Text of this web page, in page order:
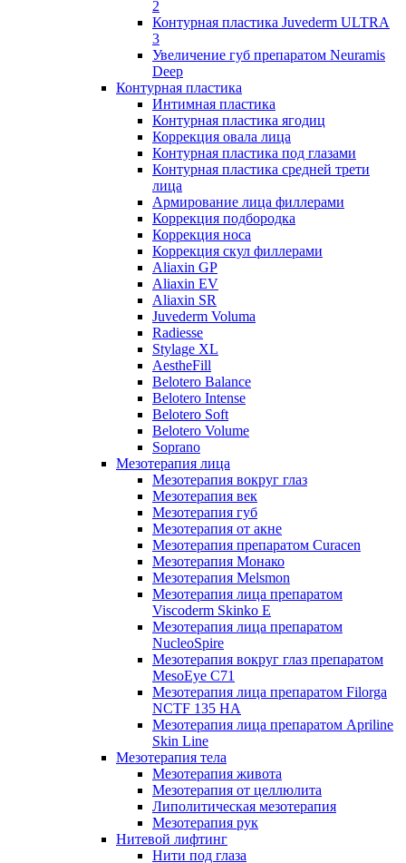
2
Контурная пластика Juvederm ULTRA
3
Увеличение губ препаратом Neuramis
Deep
Контурная пластика
Интимная пластика
Контурная пластика ягодиц
Коррекция овала лица
Контурная пластика под глазами
Контурная пластика средней трети
лица
Армирование лица филлерами
Коррекция подбородка
Коррекция носа
Коррекция скул филлерами
Aliaxin GP
Aliaxin EV
Aliaxin SR
Juvederm Voluma
Radiesse
Stylage XL
AestheFill
Belotero Balance
Belotero Intense
Belotero Soft
Belotero Volume
Soprano
Мезотерапия лица
Мезотерапия вокруг глаз
Мезотерапия век
Мезотерапия губ
Мезотерапия от акне
Мезотерапия препаратом Curacen
Мезотерапия Монако
Мезотерапия Melsmon
Мезотерапия лица препаратом
Viscoderm Skinko E
Мезотерапия лица препаратом
NucleoSpire
Мезотерапия вокруг глаз препаратом
MesoEye С71
Мезотерапия лица препаратом Filorga
NCTF 135 HA
Мезотерапия лица препаратом Apriline
Skin Line
Мезотерапия тела
Мезотерапия живота
Мезотерапия от целлюлита
Липолитическая мезотерапия
Мезотерапия рук
Нитевой лифтинг
Нити под глаза